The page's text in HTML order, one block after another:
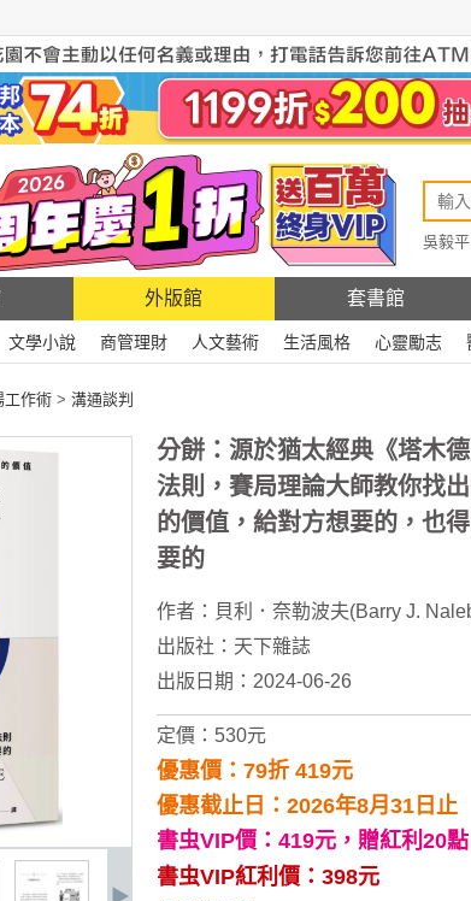
吳毅平
外版館 套書館
文學小說 商管理財 人文藝術 生活風格 心靈勵志
工作術 > 溝通談判
分餅：源於猶太經典《塔木
法則，賽局理論大師教你找
的價值，給對方想要的，也
要的
作者： 貝利．奈勒波夫(Barry J.
出版社： 天下雜誌
出版日期：2024-06-26
定價：530元
優惠價：79折 419元
優惠截止日：2026年8月31日止
書虫VIP價：419元， 贈紅利20點
書虫VIP紅利價：398元